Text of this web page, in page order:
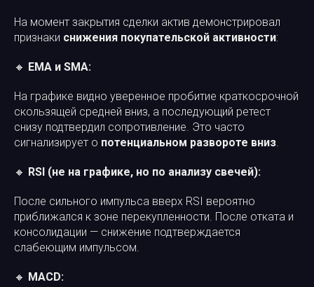
На момент закрытия сделки актив демонстрировал
признаки снижения покупательской активности:
🔸 EMA и SMA:
На графике видно уверенное пробитие краткосрочной
скользящей средней вниз, а последующий ретест
снизу подтвердил сопротивление. Это часто
сигнализирует о потенциальном развороте вниз.
🔸 RSI (не на графике, но по анализу свечей):
После сильного импульса вверх RSI вероятно
приближался к зоне перекупленности. После отката и
консолидации — снижение подтверждается
слабеющим импульсом.
🔸 MACD: